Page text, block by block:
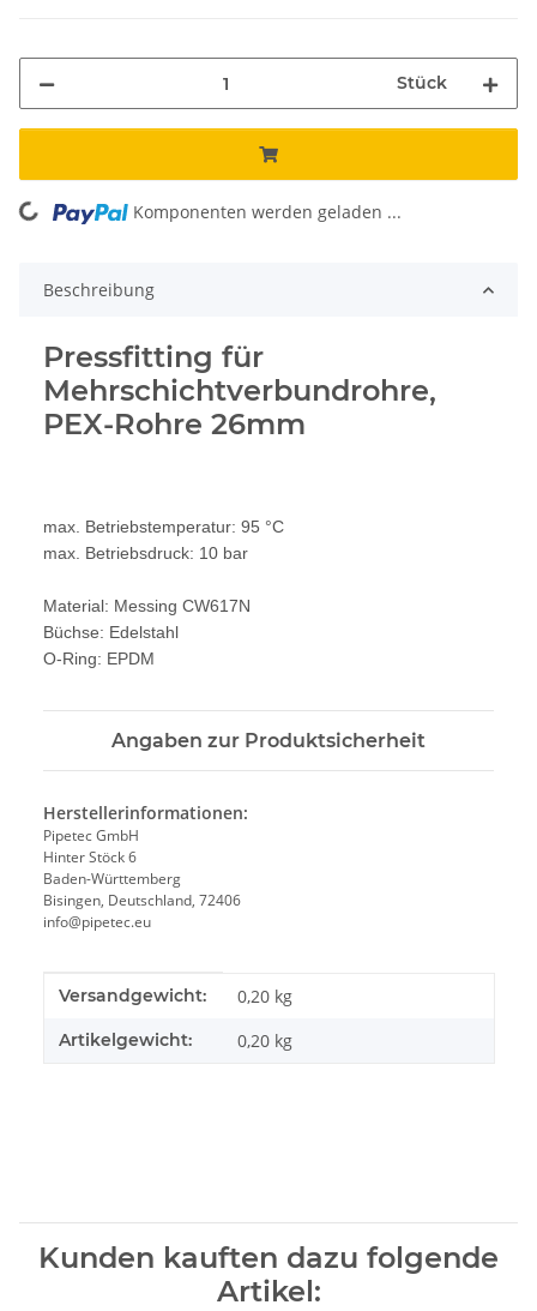
Stück
Loading... Komponenten werden geladen ...
Beschreibung
Pressfitting für
Mehrschichtverbundrohre,
PEX-Rohre 26mm
max. Betriebstemperatur: 95 °C
max. Betriebsdruck: 10 bar
Material: Messing CW617N
Büchse: Edelstahl
O-Ring: EPDM
Angaben zur Produktsicherheit
Herstellerinformationen:
Pipetec GmbH
Hinter Stöck 6
Baden-Württemberg
Bisingen, Deutschland, 72406
info@pipetec.eu
Produkteigenschaft
Wert
Versandgewicht: 0,20 kg
Artikelgewicht: 0,20 kg
Kunden kauften dazu folgende
Artikel: